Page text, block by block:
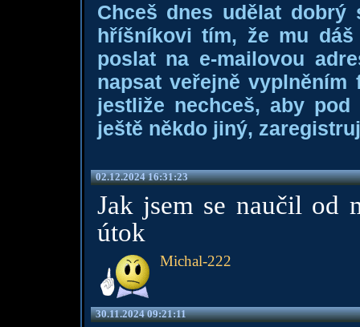
Chceš dnes udělat dobrý
hříšníkovi tím, že mu
poslat na e-mailovou
napsat veřejně
jestliže nechceš, aby
ještě někdo jiný,
02.12.2024 16:31:23
Jak jsem se naučil od
útok
Michal-222
30.11.2024 09:21:11